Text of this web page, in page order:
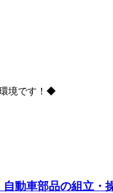
境です！◆
動車部品の組立